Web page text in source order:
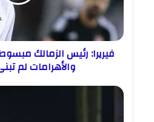
فيريرا: رئيس الزمالك مبسوط
والأهرامات لم